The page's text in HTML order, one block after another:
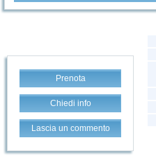
Prenota
Chiedi info
Lascia un commento